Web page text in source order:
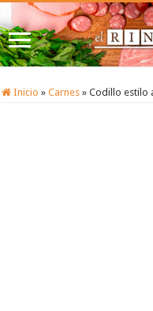
Inicio » Carnes » Codillo estilo